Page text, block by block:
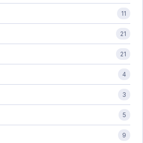
11
21
21
4
3
5
9